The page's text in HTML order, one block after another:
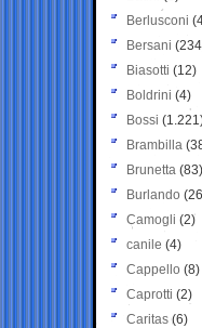
Berlusconi
Bersani
Biasotti (12)
Boldrini (4)
Bossi
Brambilla
Brunetta (83)
Burlando
Camogli (2)
canile (4)
Cappello (8)
Caprotti (2)
Caritas (6)